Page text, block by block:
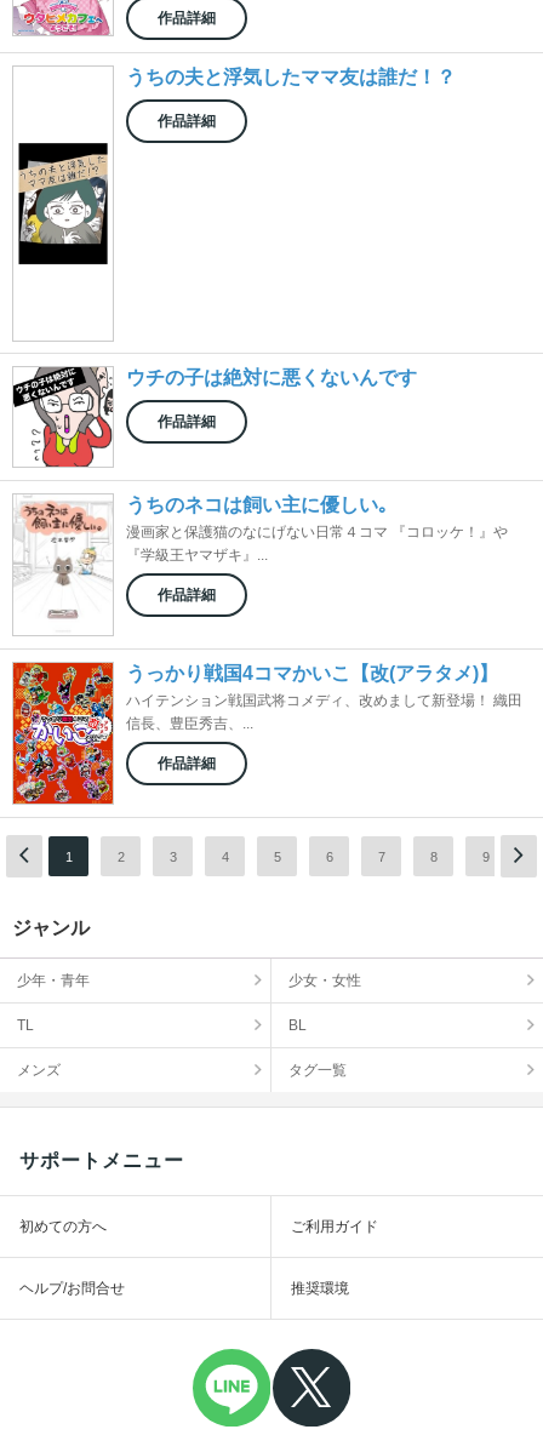
作品詳細
うちの夫と浮気したママ友は誰だ！？
作品詳細
ウチの子は絶対に悪くないんです
作品詳細
うちのネコは飼い主に優しい｡
漫画家と保護猫のなにげない日常４コマ 『コロッケ！』や
『学級王ヤマザキ』...
作品詳細
うっかり戦国4コマかいこ【改(アラタメ)】
ハイテンション戦国武将コメディ、改めまして新登場！ 織田
信長、豊臣秀吉、...
作品詳細
1 2 3 4 5 6 7 8 9
ジャンル
少年・青年 少女・女性
TL BL
メンズ タグ一覧
サポートメニュー
初めての方へ ご利用ガイド
ヘルプ/お問合せ 推奨環境